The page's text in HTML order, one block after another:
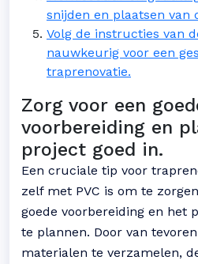
snijden en plaatsen van
Volg de instructies van
nauwkeurig voor een
traprenovatie.
Zorg voor een
voorbereiding en
project goed in.
Een cruciale tip voor
zelf met PVC is om te
goede voorbereiding en het
te plannen. Door van
materialen te verzamelen,